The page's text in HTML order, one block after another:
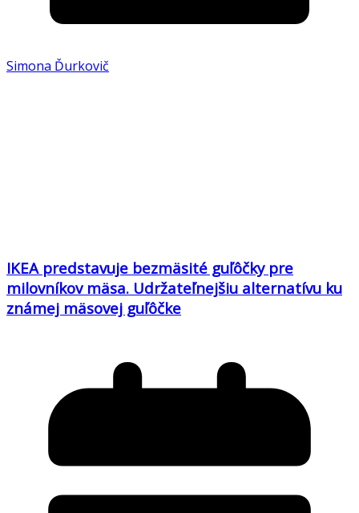
Simona Ďurkovič
IKEA predstavuje bezmäsité guľôčky pre
milovníkov mäsa. Udržateľnejšiu alternatívu ku
známej mäsovej guľôčke